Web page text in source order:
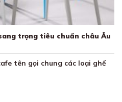
trọng tiêu chuẩn châu Âu
tên gọi chung các loại ghế